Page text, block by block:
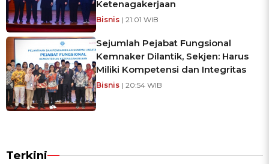
Ketenagakerjaan
Bisnis | 21:01 WIB
Sejumlah Pejabat Fungsional
Kemnaker Dilantik, Sekjen: Harus
Miliki Kompetensi dan Integritas
Bisnis | 20:54 WIB
Terkini